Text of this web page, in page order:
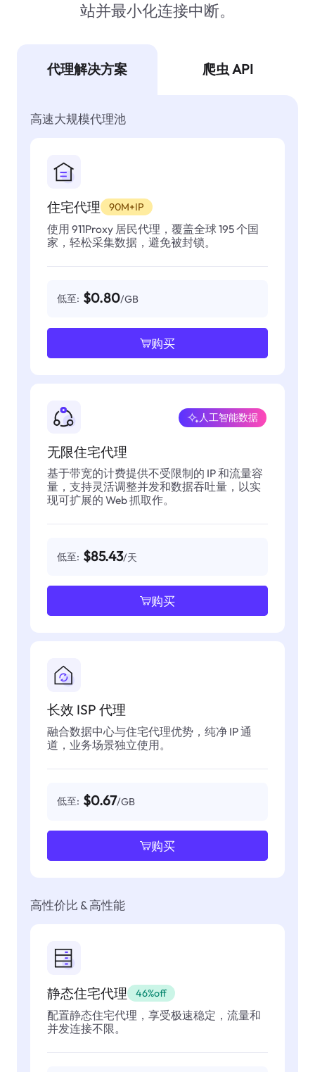
站并最小化连接中断。
代理解决方案 爬虫 API
高速大规模代理池
住宅代理 90M+IP
使用 911Proxy 居民代理，覆盖全球 195 个国
家，轻松采集数据，避免被封锁。
低至: $0.80/GB
购买
无限住宅代理
人工智能数据
基于带宽的计费提供不受限制的 IP 和流量容
量，支持灵活调整并发和数据吞吐量，以实
现可扩展的 Web 抓取作。
低至: $85.43/天
购买
长效 ISP 代理
融合数据中心与住宅代理优势，纯净 IP 通
道，业务场景独立使用。
低至: $0.67/GB
购买
高性价比 & 高性能
静态住宅代理 46%off
配置静态住宅代理，享受极速稳定，流量和
并发连接不限。